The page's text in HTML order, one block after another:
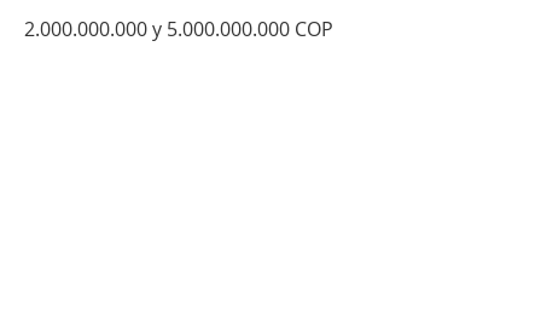
2.000.000.000 y 5.000.000.000 COP